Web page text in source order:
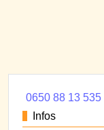
0650 88 13 535
Infos